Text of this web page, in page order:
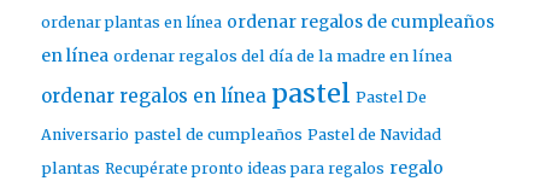
ordenar plantas en línea ordenar regalos de cumpleaños
en línea ordenar regalos del día de la madre en línea
ordenar regalos en línea pastel Pastel De
Aniversario pastel de cumpleaños Pastel de Navidad
plantas Recupérate pronto ideas para regalos regalo